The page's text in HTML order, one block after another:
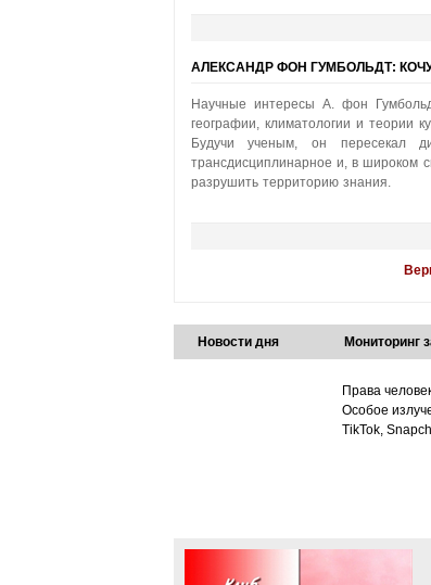
АЛЕКСАНДР ФОН ГУМБОЛЬДТ:
Научные интересы А. фон
географии, климатологии и теории
Будучи ученым, он пересекал
трансдисциплинарное и, в широком
разрушить территорию знания.
Новости дня Мониторинг
Права
Особое
TikTok,